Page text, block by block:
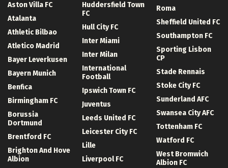
Aston Villa FC
Atalanta
Athletic Bilbao
Atletico Madrid
Bayer Leverkusen
Bayern Munich
Benfica
Birmingham FC
Borussia
Dortmund
Brentford FC
Brighton And Hove
Albion
Huddersfield Town
FC
Hull City FC
Inter Miami
Inter Milan
International
Football
Ipswich Town FC
Juventus
Leeds United FC
Leicester City FC
Lille
Liverpool FC
Roma
Sheffield United FC
Southampton FC
Sporting Lisbon
CP
Stade Rennais
Stoke City FC
Sunderland AFC
Swansea City AFC
Tottenham FC
Watford FC
West Bromwich
Albion FC